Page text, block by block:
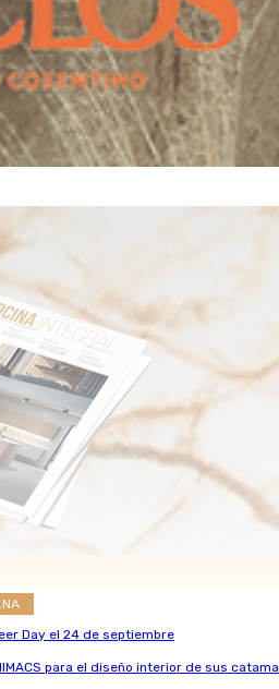
Day el 24 de septiembre
para el diseño interior de sus